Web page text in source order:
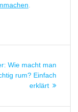
Nächster
Beitrag:
Wie macht man
rum? Einfach
erklärt